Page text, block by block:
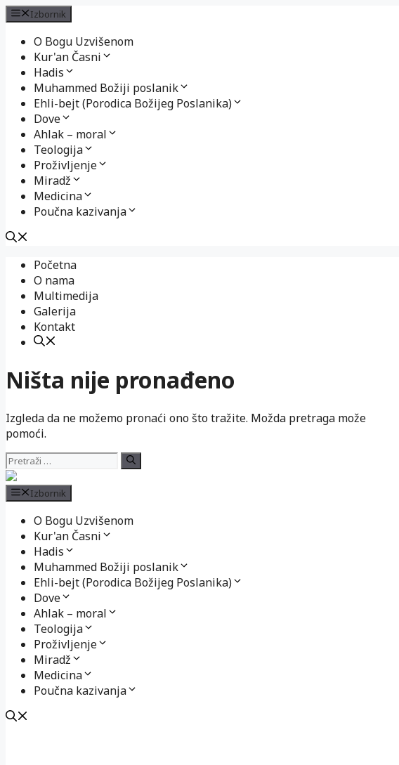
Izbornik
O Bogu Uzvišenom
Kur'an Časni
Hadis
Muhammed Božiji poslanik
Ehli-bejt (Porodica Božijeg Poslanika)
Dove
Ahlak – moral
Teologija
Proživljenje
Miradž
Medicina
Poučna kazivanja
sadržaj
Početna
O nama
Multimedija
Galerija
Kontakt
Ništa nije pronađeno
Izgleda da ne možemo pronaći ono što tražite. Možda pretraga može
pomoći.
Pretraži:
Izbornik
O Bogu Uzvišenom
Kur'an Časni
Hadis
Muhammed Božiji poslanik
Ehli-bejt (Porodica Božijeg Poslanika)
Dove
Ahlak – moral
Teologija
Proživljenje
Miradž
Medicina
Poučna kazivanja